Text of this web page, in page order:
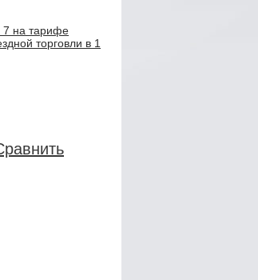
7 на тарифе
торговли в 1